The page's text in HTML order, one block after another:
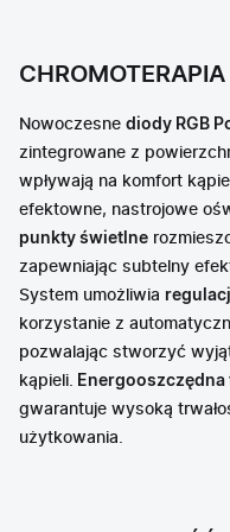
Nowoczesne diody RGB
zintegrowane z
wpływają na komfort
efektowne, nastrojowe
punkty świetlne
zapewniając subtelny
System umożliwia
korzystanie z
pozwalając stworzyć
kąpieli.
gwarantuje wysoką
użytkowania.